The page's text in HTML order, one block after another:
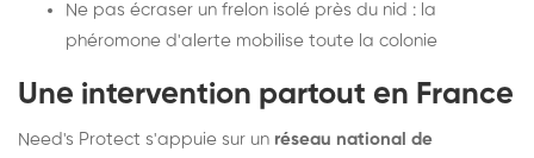
Ne pas écraser un frelon isolé près du nid : la
phéromone d'alerte mobilise toute la colonie
Une intervention partout en France
Need's Protect s'appuie sur un réseau national de